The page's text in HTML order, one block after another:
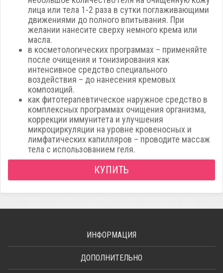
лица или тела 1-2 раза в сутки поглаживающими
движениями до полного впитывания. При
желании нанесите сверху немного крема или
масла.
в косметологических программах – применяйте
после очищения и тонизирования как
интенсивное средство специального
воздействия – до нанесения кремовых
композиций.
как фитотерапевтическое наружное средство в
комплексных программах очищения организма,
коррекции иммунитета и улучшения
микроциркуляции на уровне кровеносных и
лимфатических капилляров – проводите массаж
тела с использованием геля.
КУПИТЬ
ИНФОРМАЦИЯ
ДОПОЛНИТЕЛЬНО